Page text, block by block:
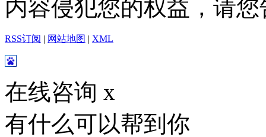
内容侵犯您的权益，请
RSS订阅 | 网站地图 | XML
在线咨询 x
有什么可以帮到你